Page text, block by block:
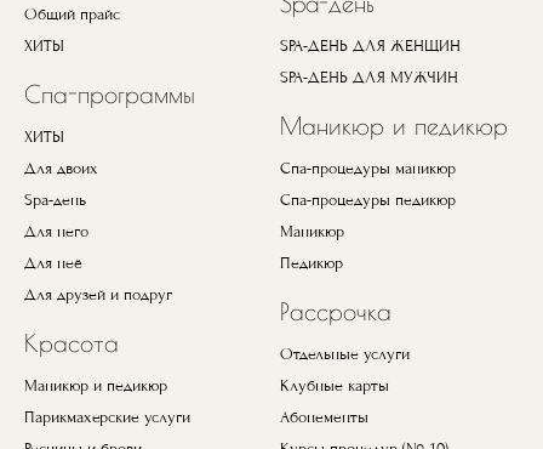
Общий прайс
ХИТЫ
Спа-программы
ХИТЫ
Для двоих
Spa-день
Для него
Для неё
Для друзей и подруг
Красота
Маникюр и педикюр
Парикмахерские услуги
SPA-ДЕНЬ ДЛЯ ЖЕНЩИН
SPA-ДЕНЬ ДЛЯ МУЖЧИН
Маникюр и педикюр
Спа-процедуры маникюр
Спа-процедуры педикюр
Маникюр
Педикюр
Рассрочка
Отдельные услуги
Клубные карты
Абонементы